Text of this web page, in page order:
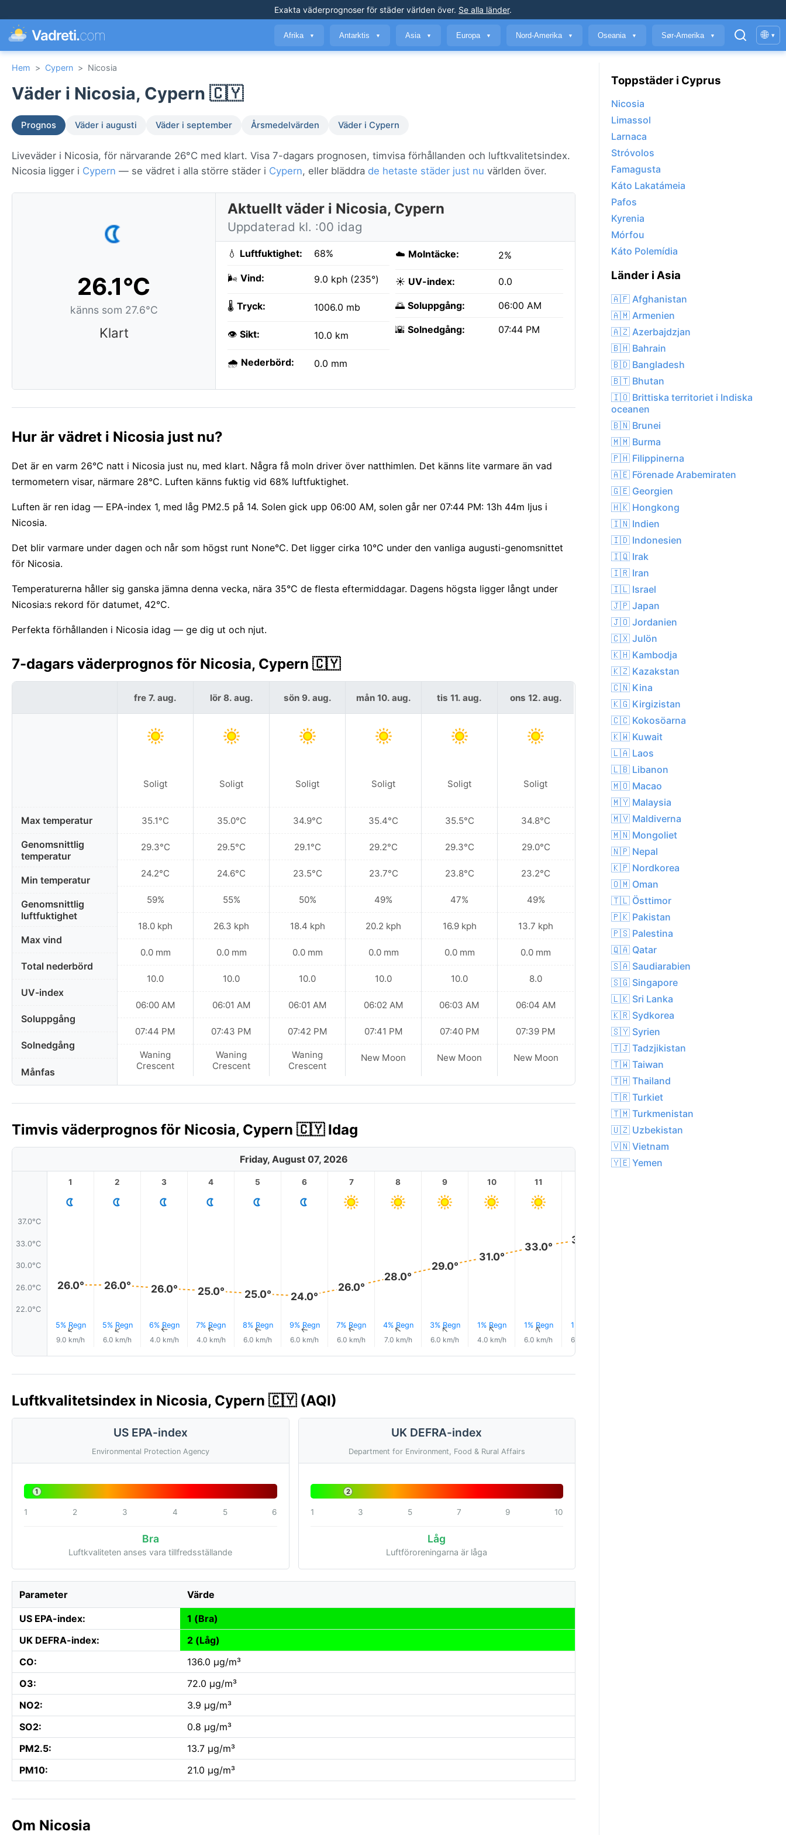
Exakta väderprognoser för städer världen över. Se alla länder.
Vadreti.com Afrika ▼ Antarktis ▼ Asia ▼ Europa ▼ Nord-Amerika ▼ Oseania ▼ Sør-Amerika ▼ 🌐 ▾
Hem > Cypern > Nicosia
Väder i Nicosia, Cypern 🇨🇾
Prognos Väder i augusti Väder i september Årsmedelvärden Väder i Cypern
Liveväder i Nicosia, för närvarande 26°C med klart. Visa 7-dagars prognosen, timvisa förhållanden och luftkvalitetsindex.
Nicosia ligger i Cypern — se vädret i alla större städer i Cypern, eller bläddra de hetaste städer just nu världen över.
26.1°C
känns som 27.6°C
Klart
Aktuellt väder i Nicosia, Cypern
Uppdaterad kl. :00 idag
💧 Luftfuktighet: 68%
🌬️ Vind: 9.0 kph (235°)
🌡️ Tryck: 1006.0 mb
👁️ Sikt: 10.0 km
🌧️ Nederbörd: 0.0 mm
☁️ Molntäcke: 2%
☀️ UV-index: 0.0
🌅 Soluppgång: 06:00 AM
🌇 Solnedgång: 07:44 PM
Hur är vädret i Nicosia just nu?
Det är en varm 26°C natt i Nicosia just nu, med klart. Några få moln driver över natthimlen. Det känns lite varmare än vad
termometern visar, närmare 28°C. Luften känns fuktig vid 68% luftfuktighet.
Luften är ren idag — EPA-index 1, med låg PM2.5 på 14. Solen gick upp 06:00 AM, solen går ner 07:44 PM: 13h 44m ljus i
Nicosia.
Det blir varmare under dagen och når som högst runt None°C. Det ligger cirka 10°C under den vanliga augusti-genomsnittet
för Nicosia.
Temperaturerna håller sig ganska jämna denna vecka, nära 35°C de flesta eftermiddagar. Dagens högsta ligger långt under
Nicosia:s rekord för datumet, 42°C.
Perfekta förhållanden i Nicosia idag — ge dig ut och njut.
7-dagars väderprognos för Nicosia, Cypern 🇨🇾
Max temperatur
Genomsnittlig
temperatur
Min temperatur
Genomsnittlig
luftfuktighet
Max vind
Total nederbörd
UV-index
Soluppgång
Solnedgång
Månfas
fre 7. aug.
Soligt
35.1°C
29.3°C
24.2°C
59%
18.0 kph
0.0 mm
10.0
06:00 AM
07:44 PM
Waning
Crescent
lör 8. aug.
Soligt
35.0°C
29.5°C
24.6°C
55%
26.3 kph
0.0 mm
10.0
06:01 AM
07:43 PM
Waning
Crescent
sön 9. aug.
Soligt
34.9°C
29.1°C
23.5°C
50%
18.4 kph
0.0 mm
10.0
06:01 AM
07:42 PM
Waning
Crescent
mån 10. aug.
Soligt
35.4°C
29.2°C
23.7°C
49%
20.2 kph
0.0 mm
10.0
06:02 AM
07:41 PM
New Moon
tis 11. aug.
Soligt
35.5°C
29.3°C
23.8°C
47%
16.9 kph
0.0 mm
10.0
06:03 AM
07:40 PM
New Moon
ons 12. aug.
Soligt
34.8°C
29.0°C
23.2°C
49%
13.7 kph
0.0 mm
8.0
06:04 AM
07:39 PM
New Moon
Timvis väderprognos för Nicosia, Cypern 🇨🇾 Idag
Friday, August 07, 2026
37.0°C
33.0°C
30.0°C
26.0°C
22.0°C
1
26.0°
5% Regn
↑
9.0 km/h
2
26.0°
5% Regn
↑
6.0 km/h
3
26.0°
6% Regn
↑
4.0 km/h
4
25.0°
7% Regn
↑
4.0 km/h
5
25.0°
8% Regn
↑
6.0 km/h
6
24.0°
9% Regn
↑
6.0 km/h
7
26.0°
7% Regn
↑
6.0 km/h
8
28.0°
4% Regn
↑
7.0 km/h
9
29.0°
3% Regn
↑
6.0 km/h
10
31.0°
1% Regn
↑
4.0 km/h
11
33.0°
1% Regn
↑
6.0 km/h
34.0°
1% Regn
6.0 km/h
Luftkvalitetsindex in Nicosia, Cypern 🇨🇾 (AQI)
US EPA-index
Environmental Protection Agency
1
1 2 3 4 5 6
Bra
Luftkvaliteten anses vara tillfredsställande
UK DEFRA-index
Department for Environment, Food & Rural Affairs
2
1 3 5 7 9 10
Låg
Luftföroreningarna är låga
Parameter Värde
US EPA-index:
1 (Bra)
UK DEFRA-index:
2 (Låg)
CO:
136.0 µg/m³
O3:
72.0 µg/m³
NO2:
3.9 µg/m³
SO2:
0.8 µg/m³
PM2.5:
13.7 µg/m³
PM10:
21.0 µg/m³
Om Nicosia
Toppstäder i Cyprus
Nicosia
Limassol
Larnaca
Stróvolos
Famagusta
Káto Lakatámeia
Pafos
Kyrenia
Mórfou
Káto Polemídia
Länder i Asia
🇦🇫 Afghanistan
🇦🇲 Armenien
🇦🇿 Azerbajdzjan
🇧🇭 Bahrain
🇧🇩 Bangladesh
🇧🇹 Bhutan
🇮🇴 Brittiska territoriet i Indiska
oceanen
🇧🇳 Brunei
🇲🇲 Burma
🇵🇭 Filippinerna
🇦🇪 Förenade Arabemiraten
🇬🇪 Georgien
🇭🇰 Hongkong
🇮🇳 Indien
🇮🇩 Indonesien
🇮🇶 Irak
🇮🇷 Iran
🇮🇱 Israel
🇯🇵 Japan
🇯🇴 Jordanien
🇨🇽 Julön
🇰🇭 Kambodja
🇰🇿 Kazakstan
🇨🇳 Kina
🇰🇬 Kirgizistan
🇨🇨 Kokosöarna
🇰🇼 Kuwait
🇱🇦 Laos
🇱🇧 Libanon
🇲🇴 Macao
🇲🇾 Malaysia
🇲🇻 Maldiverna
🇲🇳 Mongoliet
🇳🇵 Nepal
🇰🇵 Nordkorea
🇴🇲 Oman
🇹🇱 Östtimor
🇵🇰 Pakistan
🇵🇸 Palestina
🇶🇦 Qatar
🇸🇦 Saudiarabien
🇸🇬 Singapore
🇱🇰 Sri Lanka
🇰🇷 Sydkorea
🇸🇾 Syrien
🇹🇯 Tadzjikistan
🇹🇼 Taiwan
🇹🇭 Thailand
🇹🇷 Turkiet
🇹🇲 Turkmenistan
🇺🇿 Uzbekistan
🇻🇳 Vietnam
🇾🇪 Yemen